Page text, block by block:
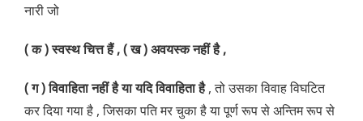
नारी जो
( क ) स्वस्थ चित्त हैं , ( ख ) अवयस्क नहीं है ,
( ग ) विवाहिता नहीं है या यदि विवाहिता है, तो उसका विवाह विघटित
कर दिया गया है , जिसका पति मर चुका है या पूर्ण रूप से अन्तिम रूप से